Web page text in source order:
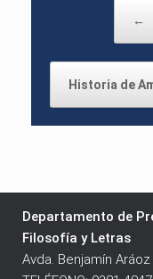
←
Historia de
Departamento de
Filosofía y Letras
Avda. Benjamín